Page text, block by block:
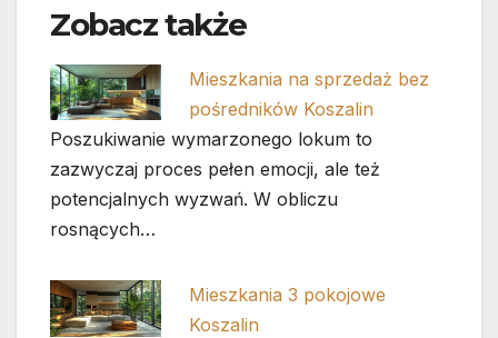
Zobacz także
Mieszkania na sprzedaż bez
pośredników Koszalin
Poszukiwanie wymarzonego lokum to
zazwyczaj proces pełen emocji, ale też
potencjalnych wyzwań. W obliczu
rosnących…
Mieszkania 3 pokojowe
Koszalin